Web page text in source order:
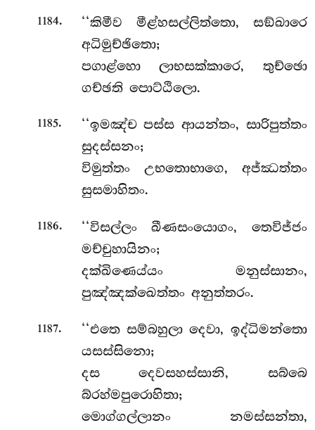
1184.
‘‘කිමීව මීළ්හසල්ලිත්තො, සඞ්ඛාරෙ
අධිමුච්ඡිතො;
පගාළ්හො ලාභසක්කාරෙ, තුච්ඡො
ගච්ඡති පොට්ඨිලො.
1185.
‘‘ඉමඤ්ච පස්ස ආයන්තං, සාරිපුත්තං
සුදස්සනං;
විමුත්තං උභතොභාගෙ, අජ්ඣත්තං
සුසමාහිතං.
1186. ‘‘විසල්ලංඛීණසංයොගං, තෙවිජ්ජං
මච්චුහායිනං;
දක්ඛිණෙය්යං මනුස්සානං,
පුඤ්ඤක්ඛෙත්තං අනුත්තරං.
1187.
‘‘එතෙ සම්බහුලා දෙවා, ඉද්ධිමන්තො
යසස්සිනො;
දස දෙවසහස්සානි, සබ්බෙ
බ්රහ්මපුරොහිතා;
මොග්ගල්ලානං නමස්සන්තා,